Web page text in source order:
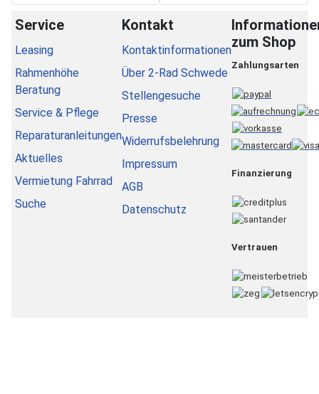
Service
Leasing
Rahmenhöhe
Beratung
Service & Pflege
Reparaturanleitungen
Aktuelles
Vermietung Fahrrad
Suche
Kontakt
Kontaktinformationen
Über 2-Rad Schwede
Stellengesuche
Presse
Widerrufsbelehrung
Impressum
AGB
Datenschutz
zum Shop
Zahlungsarten
Finanzierung
Vertrauen